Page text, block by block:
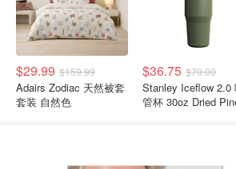
$29.99 $159.99
Adairs Zodiac 天然被套
套装 自然色
$36.75 $70.00
Stanley Iceflow 2.0 吸
管杯 30oz Dried